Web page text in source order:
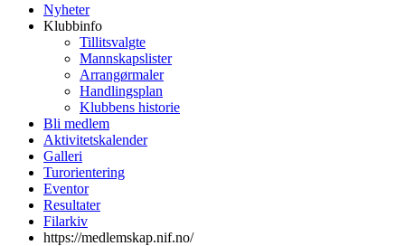
Nyheter
Klubbinfo
Tillitsvalgte
Mannskapslister
Arrangørmaler
Handlingsplan
Klubbens historie
Bli medlem
Aktivitetskalender
Galleri
Turorientering
Eventor
Resultater
Filarkiv
https://medlemskap.nif.no/